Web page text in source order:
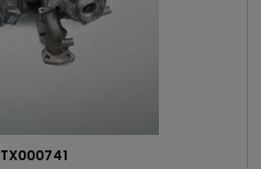
TX000741